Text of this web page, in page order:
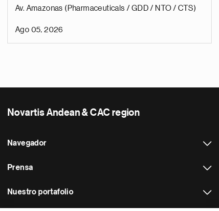
Av. Amazonas (Pharmaceuticals / GDD / NTO / CTS)
Ago 05, 2026
Novartis Andean & CAC region
Navegador
Prensa
Nuestro portafolio